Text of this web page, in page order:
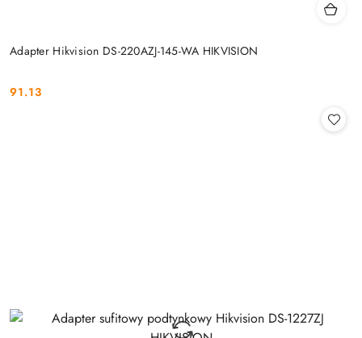
Adapter Hikvision DS-220AZJ-145-WA HIKVISION
Cena:
91.13